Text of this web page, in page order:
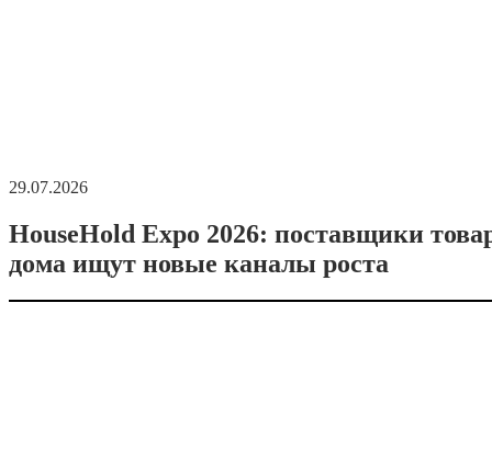
29.07.2026
HouseHold Expo 2026: поставщики
дома ищут новые каналы роста